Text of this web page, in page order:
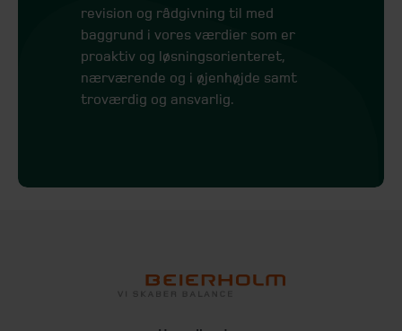
revision og rådgivning til med
baggrund i vores værdier som er
proaktiv og løsningsorienteret,
nærværende og i øjenhøjde samt
troværdig og ansvarlig.